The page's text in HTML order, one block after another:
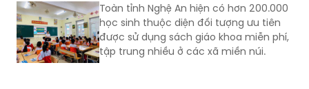
Toàn tỉnh Nghệ An hiện có hơn 200.000
học sinh thuộc diện đối tượng ưu tiên
được sử dụng sách giáo khoa miễn phí,
tập trung nhiều ở các xã miền núi.